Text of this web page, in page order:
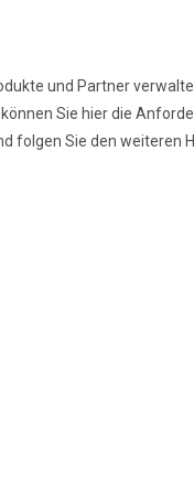
und Partner
können Sie hier die
folgen Sie den weiteren